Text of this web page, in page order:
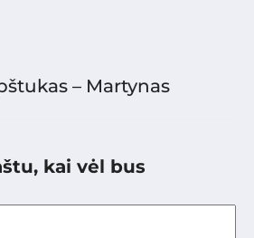
– Martynas
kai vėl bus